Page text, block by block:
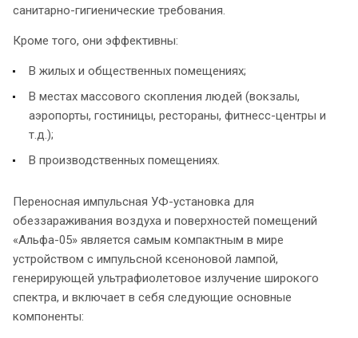
санитарно-гигиенические требования.
Кроме того, они эффективны:
В жилых и общественных помещениях;
В местах массового скопления людей (вокзалы,
аэропорты, гостиницы, рестораны, фитнесс-центры и
т.д.);
В производственных помещениях.
Переносная импульсная УФ-установка для
обеззараживания воздуха и поверхностей помещений
«Альфа-05» является самым компактным в мире
устройством с импульсной ксеноновой лампой,
генерирующей ультрафиолетовое излучение широкого
спектра, и включает в себя следующие основные
компоненты: